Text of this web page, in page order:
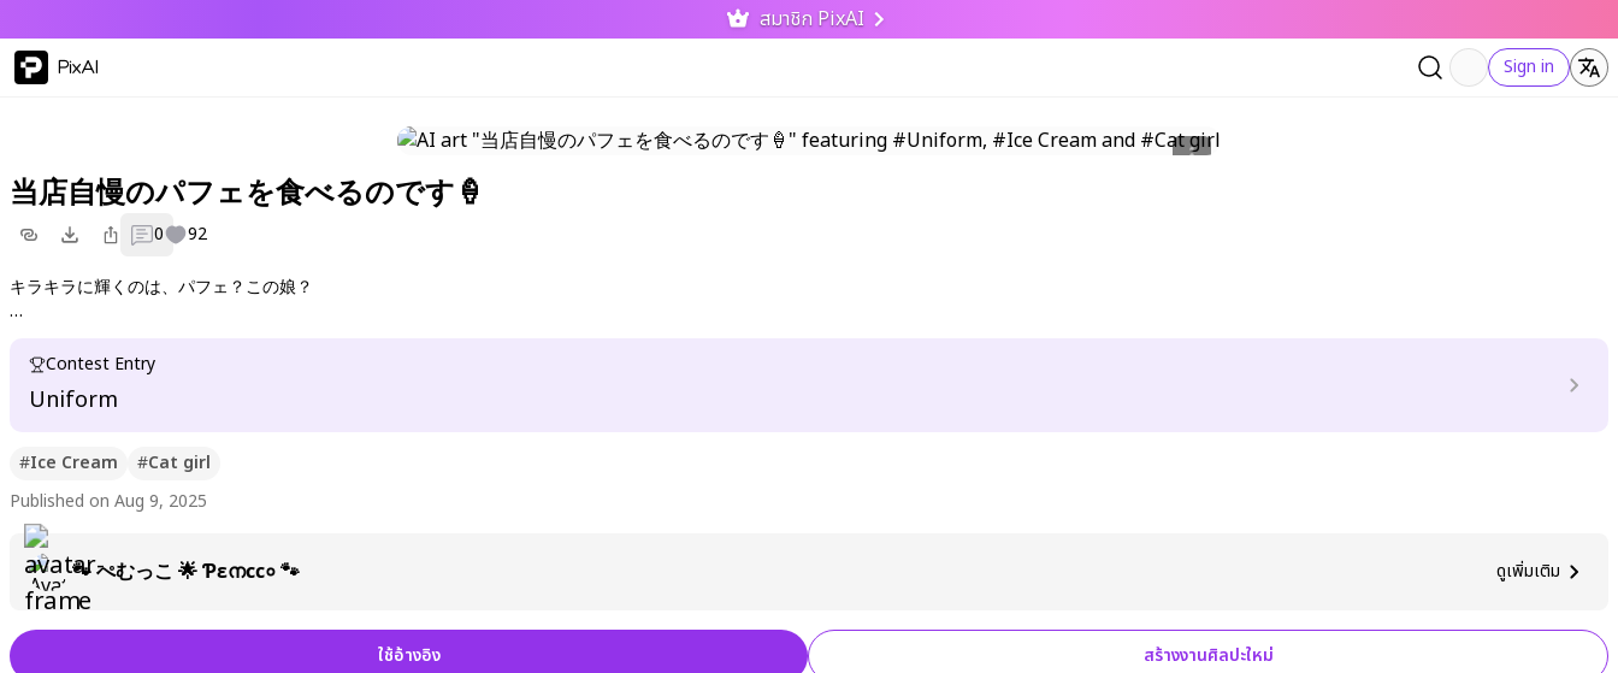
สมาชิก PixAI
PixAI Sign in
当店自慢のパフェを食べるのです🍦
0 92
キラキラに輝くのは、パフェ？この娘？
Contest Entry
Uniform
#Ice Cream #Cat girl
Published on Aug 9, 2025
🐾 ぺむっこ 🌟 Ƥεനсс० 🐾 ดูเพิ่มเติม
ใช้อ้างอิง
สร้างงานศิลปะใหม่